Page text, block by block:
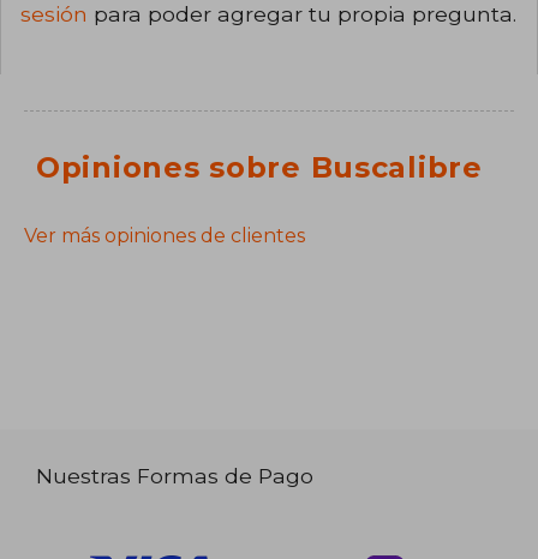
sesión para poder agregar tu propia pregunta.
Opiniones sobre Buscalibre
Ver más opiniones de clientes
Nuestras Formas de Pago